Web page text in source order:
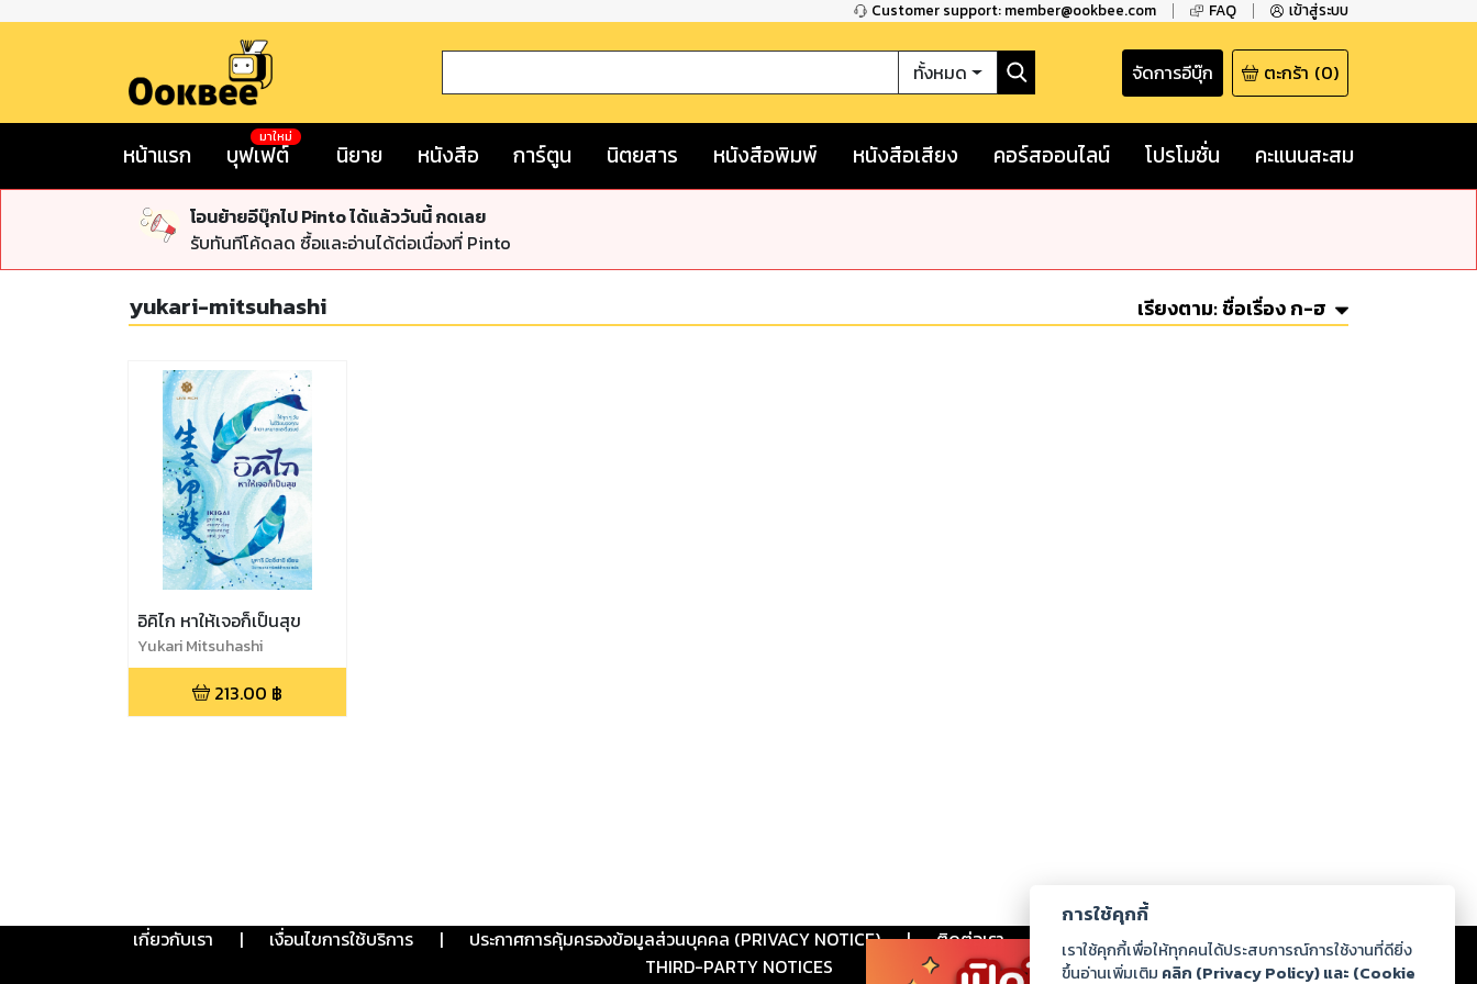
Customer support: member@ookbee.com FAQ เข้าสู่ระบบ
ทั้งหมด จัดการอีบุ๊ก ตะกร้า (0)
หน้าแรก บุฟเฟต์
มาใหม่
นิยาย หนังสือ การ์ตูน นิตยสาร หนังสือพิมพ์ หนังสือเสียง คอร์สออนไลน์ โปรโมชั่น คะแนนสะสม
โอนย้ายอีบุ๊กไป Pinto ได้แล้ววันนี้ กดเลย
รับทันทีโค้ดลด ซื้อและอ่านได้ต่อเนื่องที่ Pinto
yukari-mitsuhashi เรียงตาม:ชื่อเรื่อง ก-ฮ
อิคิไก หาให้เจอก็เป็นสุข
Yukari Mitsuhashi
213.00 ฿
เกี่ยวกับเรา | เงื่อนไขการใช้บริการ | ประกาศการคุ้มครองข้อมูลส่วนบุคคล (PRIVACY NOTICE) | ติดต่อเรา ร่วมงานกับเรา ดาวน์โหลด
THIRD-PARTY NOTICES
การใช้คุกกี้
เราใช้คุกกี้เพื่อให้ทุกคนได้ประสบการณ์การใช้งานที่ดียิ่ง
ขึ้นอ่านเพิ่มเติม คลิก (Privacy Policy) และ (Cookie